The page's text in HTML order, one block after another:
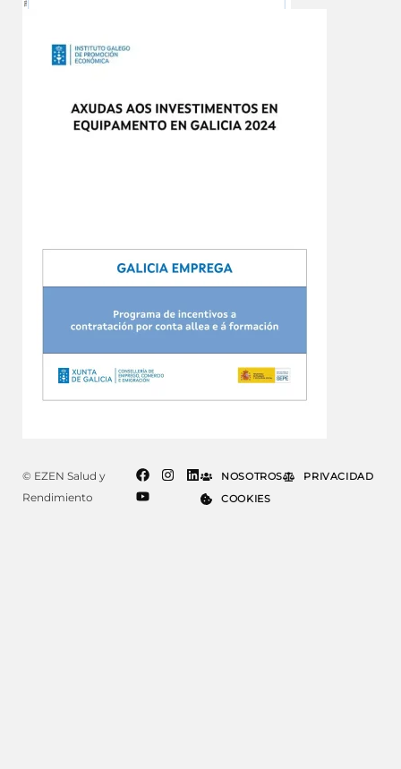
© EZEN Salud y
Rendimiento
NOSOTROS
PRIVACIDAD
COOKIES